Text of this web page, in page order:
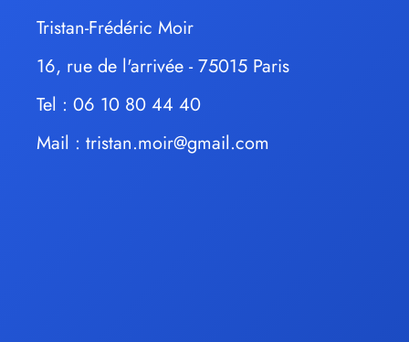
Tristan-Frédéric Moir
16, rue de l'arrivée - 75015 Paris
Tel : 06 10 80 44 40
Mail : tristan.moir@gmail.com